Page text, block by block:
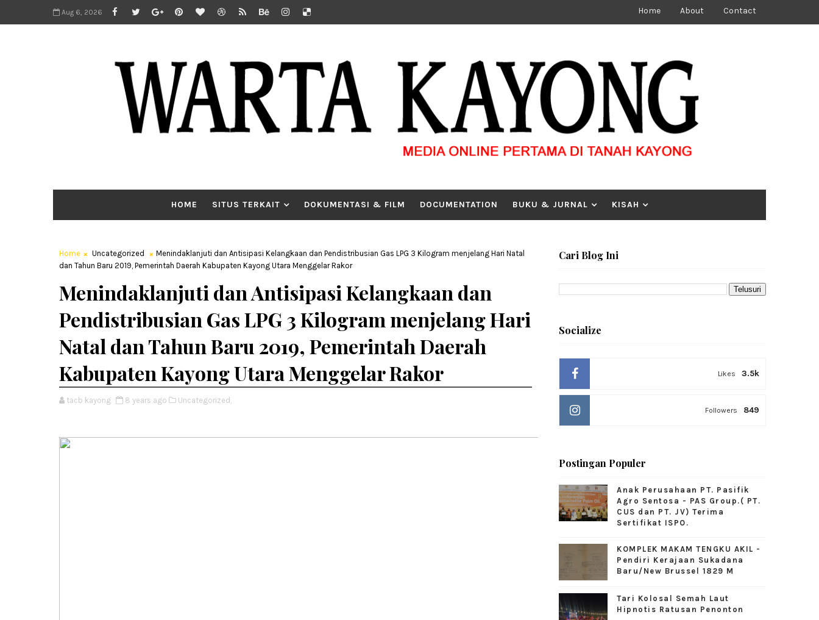
Aug 6, 2026 Home About Contact
HOME SITUS TERKAIT DOKUMENTASI & FILM DOCUMENTATION BUKU & JURNAL KISAH
Home Uncategorized
Menindaklanjuti dan Antisipasi Kelangkaan dan Pendistribusian Gas LPG 3 Kilogram menjelang Hari Natal
dan Tahun Baru 2019, Pemerintah Daerah Kabupaten Kayong Utara Menggelar Rakor
Menindaklanjuti dan Antisipasi Kelangkaan dan
Pendistribusian Gas LPG 3 Kilogram menjelang Hari
Natal dan Tahun Baru 2019, Pemerintah Daerah
Kabupaten Kayong Utara Menggelar Rakor
tacb kayong 8 years ago Uncategorized,
Cari Blog Ini
Socialize
3.5k
Likes
849
Followers
Postingan Populer
Anak Perusahaan PT. Pasifik
Agro Sentosa - PAS Group.( PT.
CUS dan PT. JV) Terima
Sertifikat ISPO.
KOMPLEK MAKAM TENGKU AKIL -
Pendiri Kerajaan Sukadana
Baru/New Brussel 1829 M
Tari Kolosal Semah Laut
Hipnotis Ratusan Penonton